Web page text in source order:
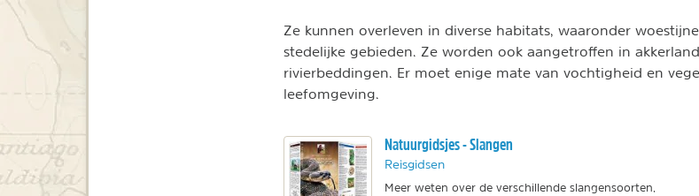
Ze kunnen overleven in diverse habitats, waaronder
stedelijke gebieden. Ze worden ook aangetroffen in
rivierbeddingen. Er moet enige mate van vochtigheid en
leefomgeving.
Natuurgidsjes - Slangen
Reisgidsen
Meer weten over de verschillende slangensoorten,